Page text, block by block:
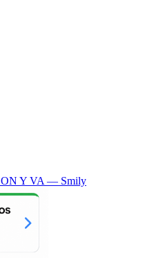
ON Y VA — Smily